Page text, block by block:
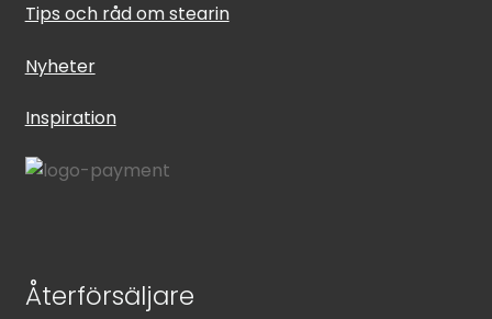
Tips och råd om stearin
Nyheter
Inspiration
Återförsäljare